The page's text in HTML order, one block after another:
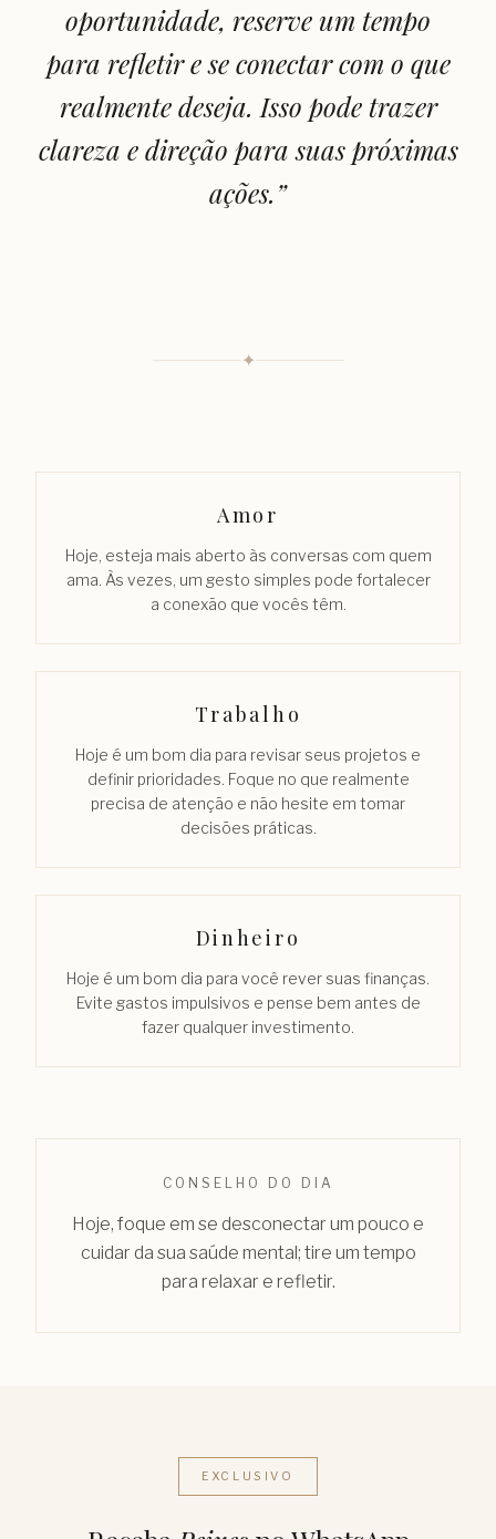
oportunidade, reserve um tempo
para refletir e se conectar com o que
realmente deseja. Isso pode trazer
clareza e direção para suas próximas
ações.”
✦
Amor
Hoje, esteja mais aberto às conversas com quem
ama. Às vezes, um gesto simples pode fortalecer
a conexão que vocês têm.
Trabalho
Hoje é um bom dia para revisar seus projetos e
definir prioridades. Foque no que realmente
precisa de atenção e não hesite em tomar
decisões práticas.
Dinheiro
Hoje é um bom dia para você rever suas finanças.
Evite gastos impulsivos e pense bem antes de
fazer qualquer investimento.
CONSELHO DO DIA
Hoje, foque em se desconectar um pouco e
cuidar da sua saúde mental; tire um tempo
para relaxar e refletir.
EXCLUSIVO